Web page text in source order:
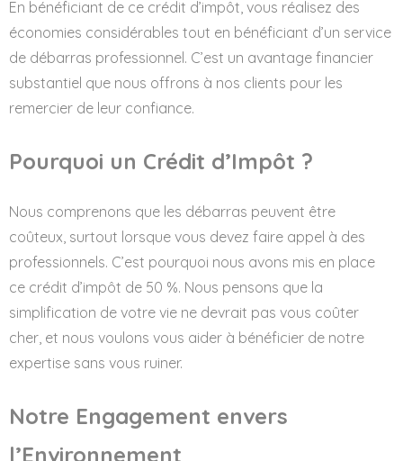
En bénéficiant de ce crédit d’impôt, vous réalisez des
économies considérables tout en bénéficiant d’un service
de débarras professionnel. C’est un avantage financier
substantiel que nous offrons à nos clients pour les
remercier de leur confiance.
Pourquoi un Crédit d’Impôt ?
Nous comprenons que les débarras peuvent être
coûteux, surtout lorsque vous devez faire appel à des
professionnels. C’est pourquoi nous avons mis en place
ce crédit d’impôt de 50 %. Nous pensons que la
simplification de votre vie ne devrait pas vous coûter
cher, et nous voulons vous aider à bénéficier de notre
expertise sans vous ruiner.
Notre Engagement envers
l’Environnement